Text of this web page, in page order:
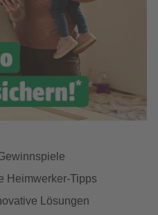
Heimwerker-Tipps
Lösungen